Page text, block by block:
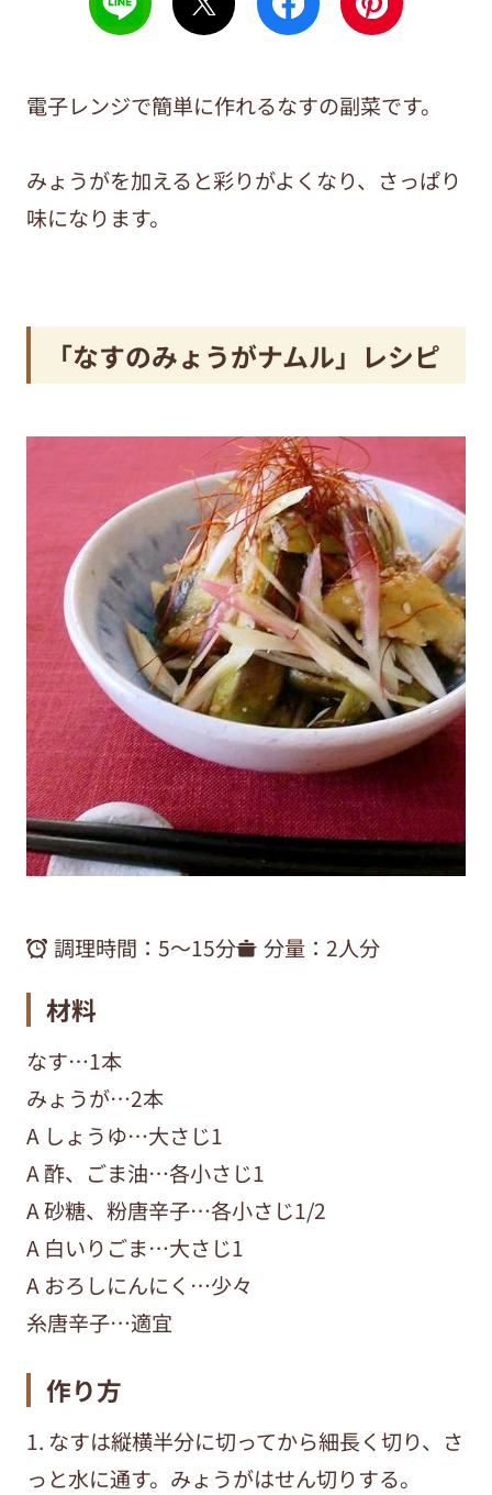
電子レンジで簡単に作れるなすの副菜です。
みょうがを加えると彩りがよくなり、さっぱり
味になります。
「なすのみょうがナムル」レシピ
調理時間： 5〜15分 分量：2人分
材料
なす…1本
みょうが…2本
A しょうゆ…大さじ1
A 酢、ごま油…各小さじ1
A 砂糖、粉唐辛子…各小さじ1/2
A 白いりごま…大さじ1
A おろしにんにく…少々
糸唐辛子…適宜
作り方
1. なすは縦横半分に切ってから細長く切り、さ
っと水に通す。みょうがはせん切りする。